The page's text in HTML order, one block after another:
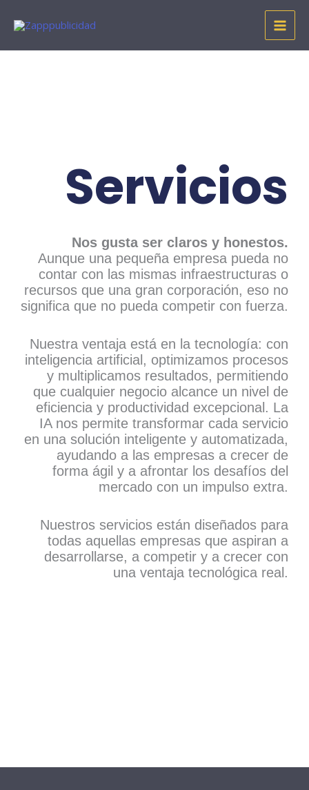
Servicios
Nos gusta ser claros y honestos.
Aunque una pequeña empresa pueda no
contar con las mismas infraestructuras o
recursos que una gran corporación, eso no
significa que no pueda competir con fuerza.
Nuestra ventaja está en la tecnología: con
inteligencia artificial, optimizamos procesos
y multiplicamos resultados, permitiendo
que cualquier negocio alcance un nivel de
eficiencia y productividad excepcional. La
IA nos permite transformar cada servicio
en una solución inteligente y automatizada,
ayudando a las empresas a crecer de
forma ágil y a afrontar los desafíos del
mercado con un impulso extra.
Nuestros servicios están diseñados para
todas aquellas empresas que aspiran a
desarrollarse, a competir y a crecer con
una ventaja tecnológica real.